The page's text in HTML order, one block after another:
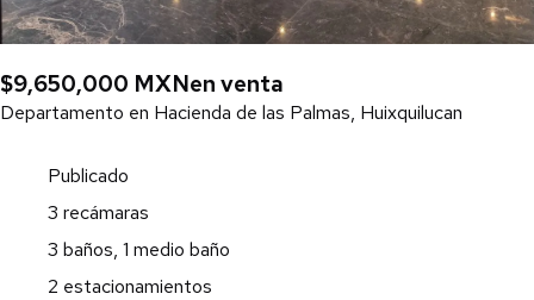
$9,650,000 MXNen venta
Departamento en Hacienda de las Palmas, Huixquilucan
Publicado
3 recámaras
3 baños, 1 medio baño
2 estacionamientos